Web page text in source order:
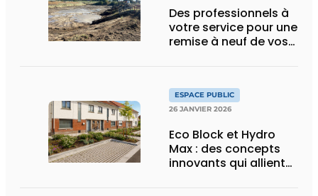
Des professionnels à
votre service pour une
remise à neuf de vos
ESPACE PUBLIC
26 JANVIER 2026
Eco Block et Hydro
Max : des concepts
innovants qui allient